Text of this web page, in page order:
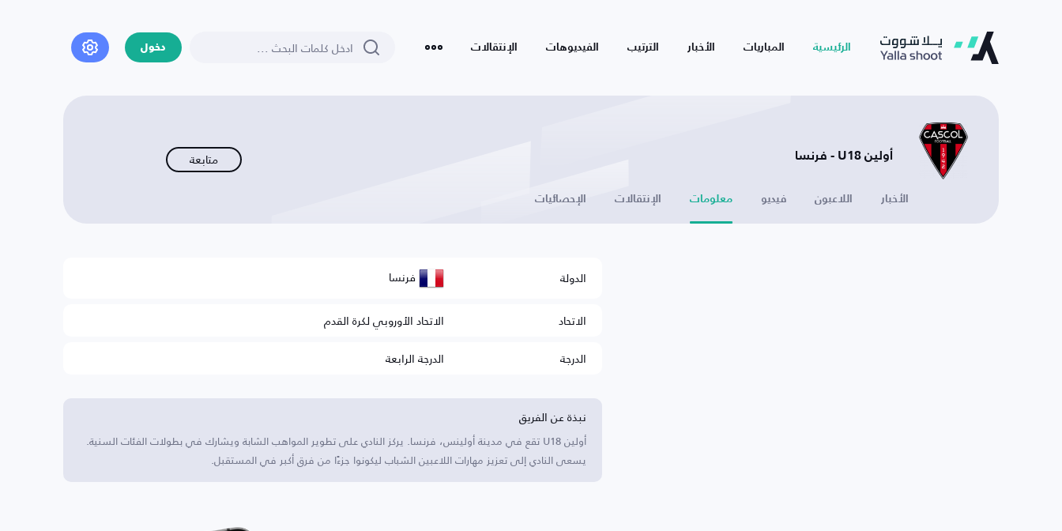
الرئيسية المباريات الأخبار الترتيب الفيديوهات الإنتقالات دخول
أولين U18 - فرنسا متابعة
الأخبار اللاعبون فيديو معلومات الإنتقالات الإحصائيات
الدولة فرنسا
الاتحاد
الاتحاد الأوروبي لكرة القدم
الدرجة
الدرجة الرابعة
نبذة عن الفريق
أولين U18 تقع في مدينة أولينس، فرنسا. يركز النادي على تطوير المواهب الشابة ويشارك في بطولات الفئات السنية.
يسعى النادي إلى تعزيز مهارات اللاعبين الشباب ليكونوا جزءًا من فرق أكبر في المستقبل.